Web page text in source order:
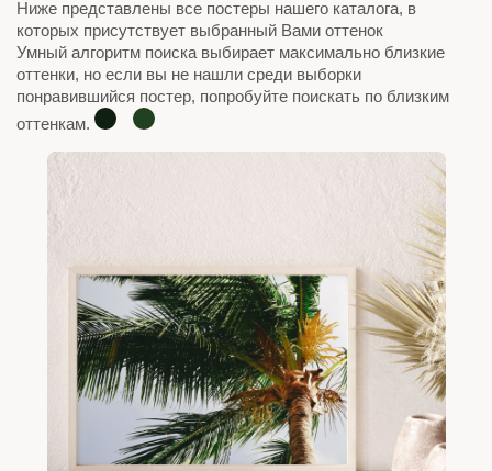
Ниже представлены все постеры нашего каталога, в
которых присутствует выбранный Вами оттенок
Умный алгоритм поиска выбирает максимально близкие
оттенки, но если вы не нашли среди выборки
понравившийся постер, попробуйте поискать по близким
оттенкам.